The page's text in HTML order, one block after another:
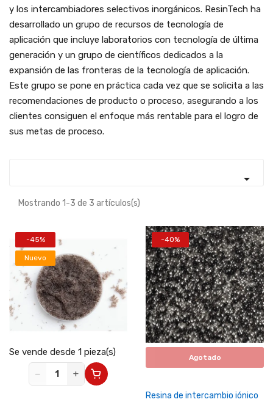
y los intercambiadores selectivos inorgánicos. ResinTech ha
desarrollado un grupo de recursos de tecnología de
aplicación que incluye laboratorios con tecnología de última
generación y un grupo de científicos dedicados a la
expansión de las fronteras de la tecnología de aplicación.
Este grupo se pone en práctica cada vez que se solicita a las
recomendaciones de producto o proceso, asegurando a los
clientes consiguen el enfoque más rentable para el logro de
sus metas de proceso.

Mostrando 1-3 de 3 artículos(s)
-45%
Nuevo
Se vende desde 1 pieza(s)
−
+
-40%
Agotado
Resina de intercambio iónico